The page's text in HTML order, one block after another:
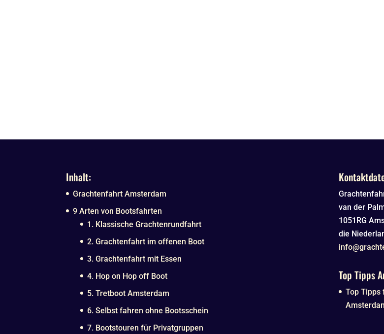
Inhalt:
Grachtenfahrt Amsterdam
9 Arten von Bootsfahrten
1. Klassische Grachtenrundfahrt
2. Grachtenfahrt im offenen Boot
3. Grachtenfahrt mit Essen
4. Hop on Hop off Boot
5. Tretboot Amsterdam
6. Selbst fahren ohne Bootsschein
7. Bootstouren für Privatgruppen
van der
1051RG
die
Top Tipps
Top Tipps